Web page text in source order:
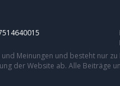
Meinungen und besteht nur
der Website ab. Alle